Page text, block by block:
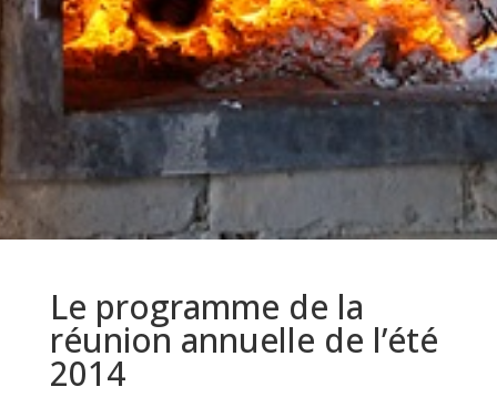
Le programme de la
réunion annuelle de l’été
2014